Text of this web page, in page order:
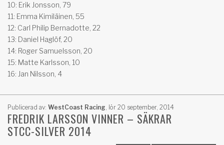
10: Erik Jonsson, 79
11: Emma Kimiläinen, 55
12: Carl Philip Bernadotte, 22
13: Daniel Haglöf, 20
14: Roger Samuelsson, 20
15: Matte Karlsson, 10
16: Jan Nilsson, 4
Publicerad av: WestCoast Racing, lör 20 september, 2014
FREDRIK LARSSON VINNER – SÄKRAR
STCC-SILVER 2014